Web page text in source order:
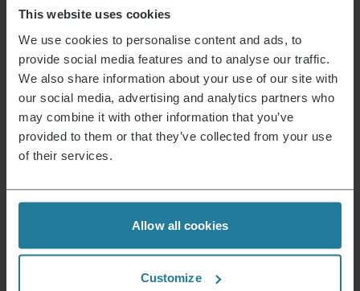
This website uses cookies
We use cookies to personalise content and ads, to
provide social media features and to analyse our traffic.
We also share information about your use of our site with
our social media, advertising and analytics partners who
may combine it with other information that you’ve
provided to them or that they’ve collected from your use
of their services.
Allow all cookies
Customize
SEVERIN non condivide né vende i vostri dati personali.
Newsletter
prossimo acquisto.
Categorie